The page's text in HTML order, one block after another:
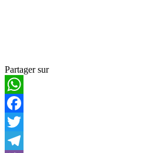
Partager sur
WhatsApp
Facebook
Twitter